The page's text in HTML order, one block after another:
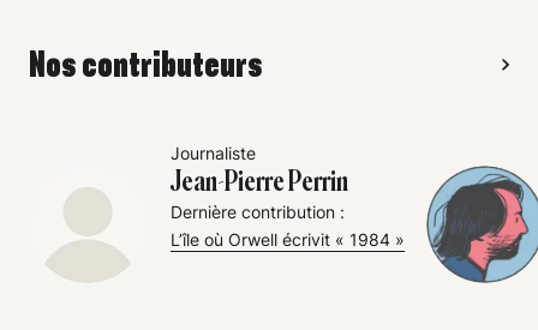
Nos contributeurs
Journaliste
Jean-Pierre Perrin
Dernière contribution :
L’île où Orwell écrivit « 1984 »